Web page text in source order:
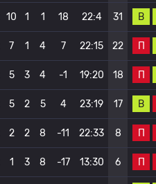
10 1 1 18 22:4 31 В
7 1 4 7 22:15 22 П
5 3 4 -1 19:20 18 П
5 2 5 4 23:19 17 В
2 2 8 -11 22:33 8 П
1 3 8 -17 13:30 6 П